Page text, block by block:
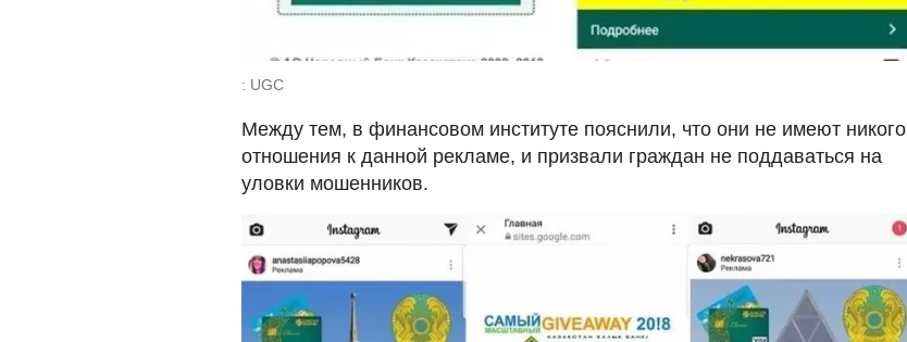
: UGC
Между тем, в финансовом институте пояснили, что они не имеют никого
отношения к данной рекламе, и призвали граждан не поддаваться на
уловки мошенников.